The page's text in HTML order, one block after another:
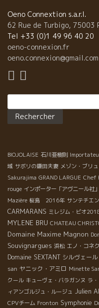
年・13年が暑いビンテージ
2015年はバランスが良いビ
2014 (Clairette, Grenache
ラシオンした後、他の品種
1/3タンク。 ミネラル感◎・
(Grenache 50%, Cinsault
2014＊レ・ゼスタイヤー
10%) シラーのようなスパイ
Syrah 20%) 繊細度◎・なめ
ディナーに。 Beaume de
2014 (Grenache 85%,
タンク。 まろやか・エレガ
トあるので飲みやすい！ こ
d’Estezargues＊カーヴ・デ
出迎えてくれる、Cave
Denis Deschamps […]
Oeno Connextion s.a.r.l.
62 Rue de Turbigo, 75003
Tel +33 (0)1 49 96 40 20
oeno-connexion.fr
oeno.connexion@gmail.com
BIOJOLAISE 石川亜樹則
域 サボリの鎌田夫妻 メゾン・ブリ
Sakurajima GRAND LARGUE Chef
rouge インポーター「アヴニール社」
Mazière 桜島 2016年 サンテチエ
CARMARANS ミレジム・ビオ
MYLENE BRU CHATEAU
Domaine Maxime Magnon
Souvignargues 浜松 エノ・コネ
Domaine SEXTANT シルヴェー
san ヤニック・アミロ Minette
クール キューヴェ・バラガンヌ ラ
ィアンゴルジュ・ルージュ Julien
CPVチーム Fronton Symphonie